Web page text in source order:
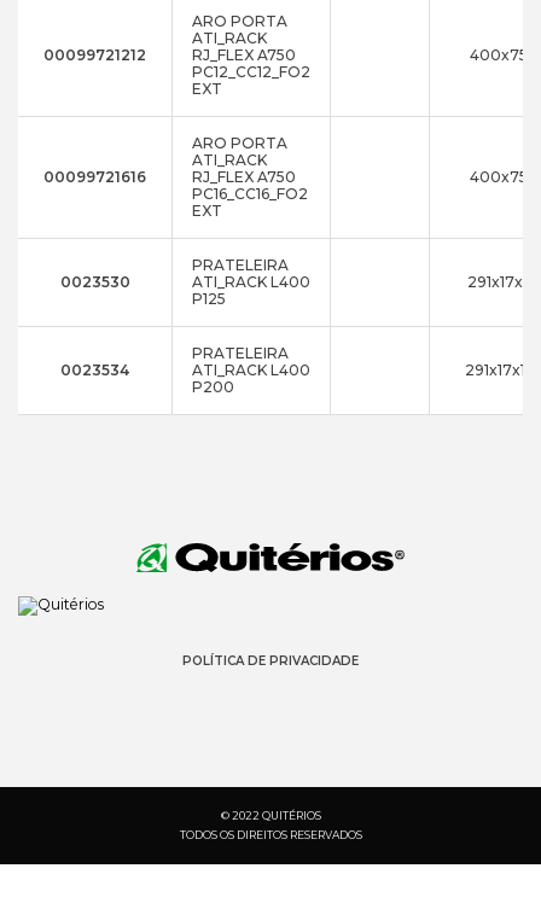
00099721212
ARO PORTA
ATI_RACK
RJ_FLEX A750
PC12_CC12_FO2
EXT
400x750
00099721616
ARO PORTA
ATI_RACK
RJ_FLEX A750
PC16_CC16_FO2
EXT
400x750
0023530
PRATELEIRA
ATI_RACK L400
P125
291x17x78
0023534
PRATELEIRA
ATI_RACK L400
P200
POLÍTICA DE PRIVACIDADE
© 2022 QUITÉRIOS
TODOS OS DIREITOS RESERVADOS